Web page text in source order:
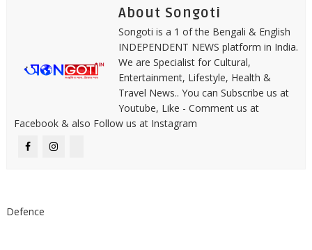
About Songoti
Songoti is a 1 of the Bengali & English
INDEPENDENT NEWS platform in India.
We are Specialist for Cultural,
Entertainment, Lifestyle, Health &
Travel News.. You can Subscribe us at
Youtube, Like - Comment us at
Facebook & also Follow us at Instagram
Defence